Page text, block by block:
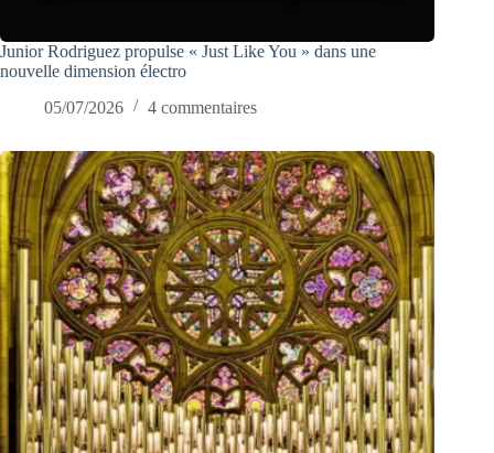
Junior Rodriguez propulse « Just Like You » dans une
nouvelle dimension électro
05/07/2026
4 commentaires